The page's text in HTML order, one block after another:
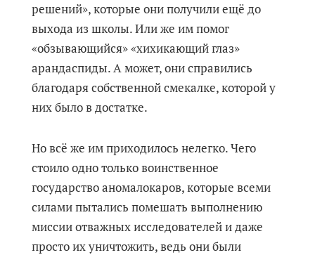
решений», которые они получили ещё до
выхода из школы. Или же им помог
«обзывающийся» «хихикающий глаз»
арандаспиды. А может, они справились
благодаря собственной смекалке, которой у
них было в достатке.
Но всё же им приходилось нелегко. Чего
стоило одно только воинственное
государство аномалокаров, которые всеми
силами пытались помешать выполнению
миссии отважных исследователей и даже
просто их уничтожить, ведь они были